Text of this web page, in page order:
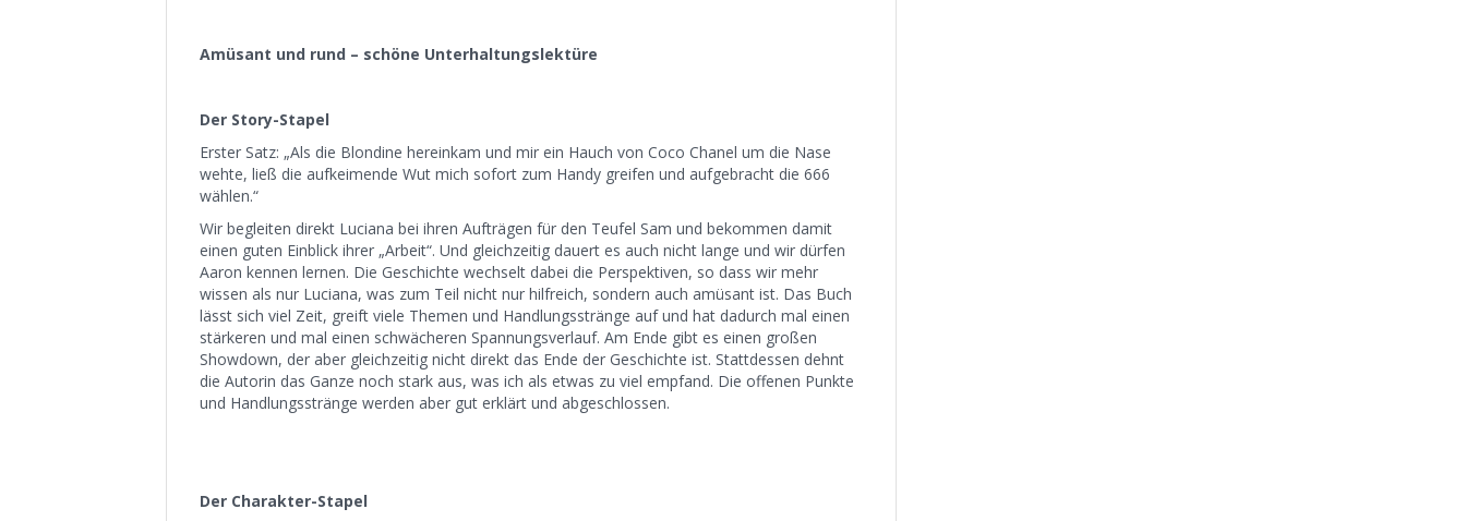
Amüsant und rund – schöne Unterhaltungslektüre
Der Story-Stapel
Erster Satz: „Als die Blondine hereinkam und mir ein Hauch von Coco Chanel um die Nase
wehte, ließ die aufkeimende Wut mich sofort zum Handy greifen und aufgebracht die 666
wählen.“
Wir begleiten direkt Luciana bei ihren Aufträgen für den Teufel Sam und bekommen damit
einen guten Einblick ihrer „Arbeit“. Und gleichzeitig dauert es auch nicht lange und wir dürfen
Aaron kennen lernen. Die Geschichte wechselt dabei die Perspektiven, so dass wir mehr
wissen als nur Luciana, was zum Teil nicht nur hilfreich, sondern auch amüsant ist. Das Buch
lässt sich viel Zeit, greift viele Themen und Handlungsstränge auf und hat dadurch mal einen
stärkeren und mal einen schwächeren Spannungsverlauf. Am Ende gibt es einen großen
Showdown, der aber gleichzeitig nicht direkt das Ende der Geschichte ist. Stattdessen dehnt
die Autorin das Ganze noch stark aus, was ich als etwas zu viel empfand. Die offenen Punkte
und Handlungsstränge werden aber gut erklärt und abgeschlossen.
Der Charakter-Stapel